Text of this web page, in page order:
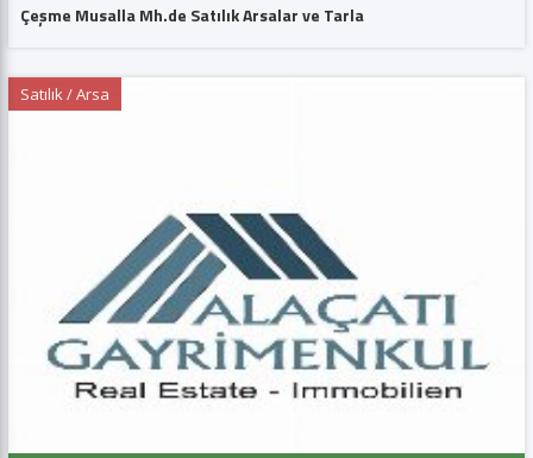
Çeşme Musalla Mh.de Satılık Arsalar ve Tarla
Satılık / Arsa